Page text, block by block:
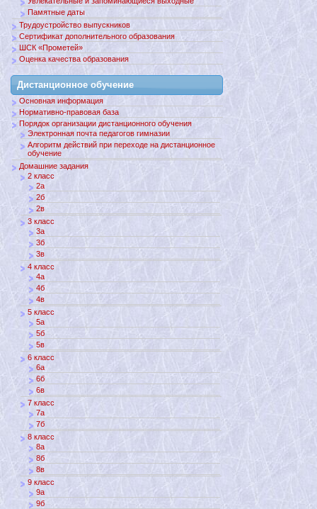
Памятные даты
Трудоустройство выпускников
Сертификат дополнительного образования
ШСК «Прометей»
Оценка качества образования
Дистанционное обучение
Основная информация
Нормативно-правовая база
Порядок организации дистанционного обучения
Электронная почта педагогов гимназии
Алгоритм действий при переходе на дистанционное
обучение
Домашние задания
2 класс
2а
2б
2в
3 класс
3а
3б
3в
4 класс
4а
4б
4в
5 класс
5а
5б
5в
6 класс
6а
6б
6в
7 класс
7а
7б
8 класс
8а
8б
8в
9 класс
9а
9б